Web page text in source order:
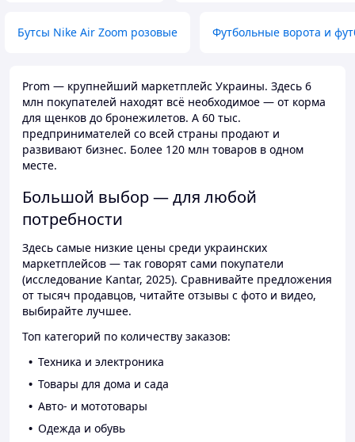
Бутсы Nike Air Zoom розовые Футбольные ворота и
Prom — крупнейший маркетплейс Украины. Здесь 6
млн покупателей находят всё необходимое — от корма
для щенков до бронежилетов. А 60 тыс.
предпринимателей со всей страны продают и
развивают бизнес. Более 120 млн товаров в одном
месте.
Большой выбор — для любой
потребности
Здесь самые низкие цены среди украинских
маркетплейсов — так говорят сами покупатели
(исследование Kantar, 2025). Сравнивайте предложения
от тысяч продавцов, читайте отзывы с фото и видео,
выбирайте лучшее.
Топ категорий по количеству заказов:
Техника и электроника
Товары для дома и сада
Авто- и мототовары
Одежда и обувь